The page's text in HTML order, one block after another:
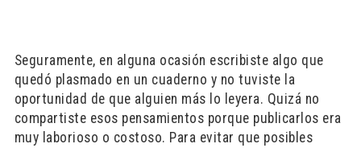
Seguramente, en alguna ocasión escribiste algo que
quedó plasmado en un cuaderno y no tuviste la
oportunidad de que alguien más lo leyera. Quizá no
compartiste esos pensamientos porque publicarlos era
muy laborioso o costoso. Para evitar que posibles